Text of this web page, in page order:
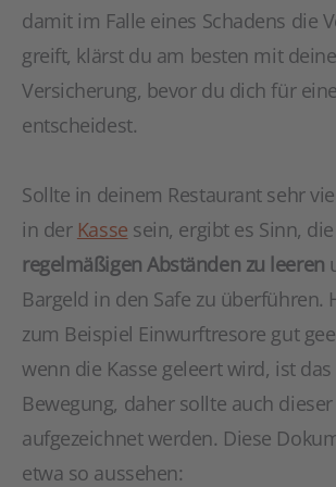
damit im Falle eines Schadens die
greift, klärst du am besten mit
Versicherung, bevor du dich für
entscheidest.
Sollte in deinem Restaurant sehr
in der Kasse sein, ergibt es Sinn, die
regelmäßigen Abständen zu leeren
Bargeld in den Safe zu überführen.
zum Beispiel Einwurftresore gut
wenn die Kasse geleert wird, ist
Bewegung, daher sollte auch
aufgezeichnet werden. Diese
etwa so aussehen: